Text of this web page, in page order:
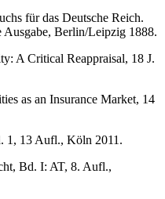
für das Deutsche Reich.
Berlin/Leipzig 1888.
A Critical Reappraisal, 18 J.
as an Insurance Market, 14
1, 13 Aufl., Köln 2011.
Bd. I: AT, 8. Aufl.,